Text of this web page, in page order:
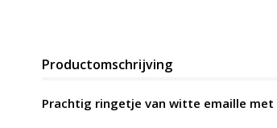
Productomschrijving
Prachtig ringetje van witte emaille